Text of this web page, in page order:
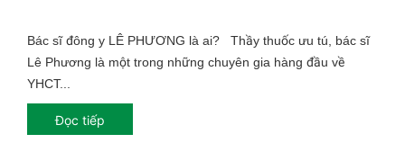
Bác sĩ đông y LÊ PHƯƠNG là ai? Thầy thuốc ưu tú, bác sĩ
Lê Phương là một trong những chuyên gia hàng đầu về
YHCT...
Đọc tiếp